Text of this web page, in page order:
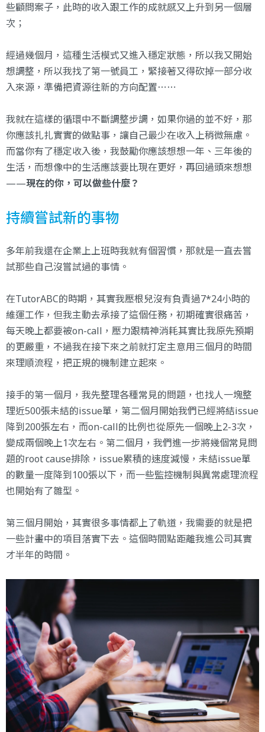
些顧問案子，此時的收入跟工作的成就感又上升到另一個層
次；
經過幾個月，這種生活模式又進入穩定狀態，所以我又開始
想調整，所以我找了第一號員工，緊接著又得砍掉一部分收
入來源，準備把資源往新的方向配置⋯⋯
我就在這樣的循環中不斷調整步調，如果你過的並不好，那
你應該扎扎實實的做點事，讓自己最少在收入上稍微無慮。
而當你有了穩定收入後，我鼓勵你應該想想一年、三年後的
生活，而想像中的生活應該要比現在更好，再回過頭來想想
——現在的你，可以做些什麼？
持續嘗試新的事物
多年前我還在企業上上班時我就有個習慣，那就是一直去嘗
試那些自己沒嘗試過的事情。
在TutorABC的時期，其實我壓根兒沒有負責過7*24小時的
維運工作，但我主動去承接了這個任務，初期確實很痛苦，
每天晚上都要被on-call，壓力跟精神消耗其實比我原先預期
的更嚴重，不過我在接下來之前就打定主意用三個月的時間
來理順流程，把正規的機制建立起來。
接手的第一個月，我先整理各種常見的問題，也找人一塊整
理近500張未結的issue單，第二個月開始我們已經將結issue
降到200張左右，而on-call的比例也從原先一個晚上2-3次，
變成兩個晚上1次左右。第二個月，我們進一步將幾個常見問
題的root cause排除，issue累積的速度減慢，未結issue單
的數量一度降到100張以下，而一些監控機制與異常處理流程
也開始有了雛型。
第三個月開始，其實很多事情都上了軌道，我需要的就是把
一些計畫中的項目落實下去。這個時間點距離我進公司其實
才半年的時間。